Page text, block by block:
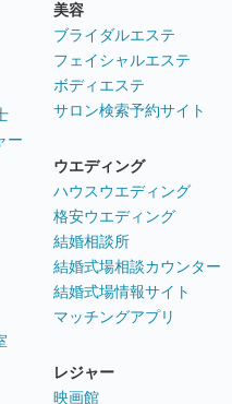
ー
美容
ブライダルエステ
フェイシャルエステ
ボディエステ
サロン検索予約サイト
ウエディング
ハウスウエディング
格安ウエディング
結婚相談所
結婚式場相談カウンター
結婚式場情報サイト
マッチングアプリ
レジャー
映画館